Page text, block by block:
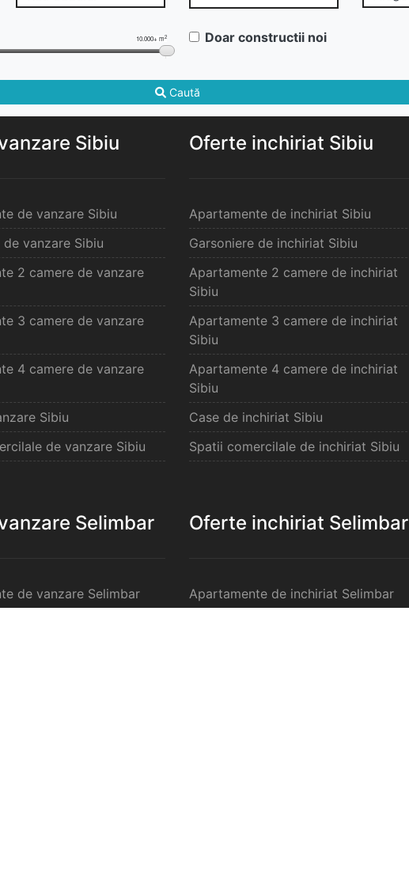
10.000+ m2 Doar constructii noi
Caută
Sibiu
de vanzare Sibiu
de vanzare Sibiu
2 camere de vanzare
3 camere de vanzare
4 camere de vanzare
Sibiu
de vanzare Sibiu
Selimbar
de vanzare Selimbar
Oferte inchiriat Sibiu
Apartamente de inchiriat Sibiu
Garsoniere de inchiriat Sibiu
Apartamente 2 camere de inchiriat
Sibiu
Apartamente 3 camere de inchiriat
Sibiu
Apartamente 4 camere de inchiriat
Sibiu
Case de inchiriat Sibiu
Spatii comercilale de inchiriat Sibiu
Oferte inchiriat Selimbar
Apartamente de inchiriat Selimbar